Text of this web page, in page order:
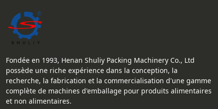
Fondée en 1993, Henan Shuliy Packing Machinery Co., Ltd
possède une riche expérience dans la conception, la
recherche, la fabrication et la commercialisation d'une gamme
complète de machines d'emballage pour produits alimentaires
et non alimentaires.